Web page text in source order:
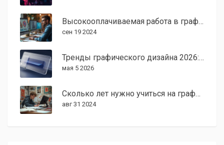
Высокооплачиваемая работа в графическом дизайне: миф или реальность?
сен 19 2024
Тренды графического дизайна 2026: от пространственного UI до эко-эстетики
мая 5 2026
Сколько лет нужно учиться на графического дизайнера в 2024 году?
авг 31 2024